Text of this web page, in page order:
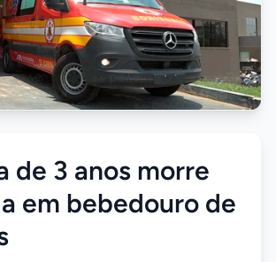
de 3 anos morre
em bebedouro de